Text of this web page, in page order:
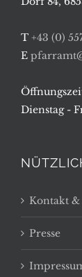
T +43 (0)
E
Dienstag -
Kontakt
Presse